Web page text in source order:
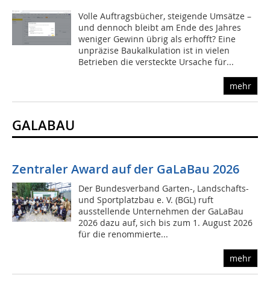
Volle Auftragsbücher, steigende Umsätze –
und dennoch bleibt am Ende des Jahres
weniger Gewinn übrig als erhofft? Eine
unpräzise Baukalkulation ist in vielen
Betrieben die versteckte Ursache für...
mehr
GALABAU
Zentraler Award auf der GaLaBau 2026
Der Bundesverband Garten-, Landschafts-
und Sportplatzbau e. V. (BGL) ruft
ausstellende Unternehmen der GaLaBau
2026 dazu auf, sich bis zum 1. August 2026
für die renommierte...
mehr